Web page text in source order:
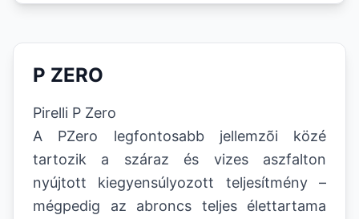
P ZERO
Pirelli P Zero
A PZero legfontosabb jellemzõi közé
tartozik a száraz és vizes aszfalton
nyújtott kiegyensúlyozott teljesítmény –
mégpedig az abroncs teljes élettartama